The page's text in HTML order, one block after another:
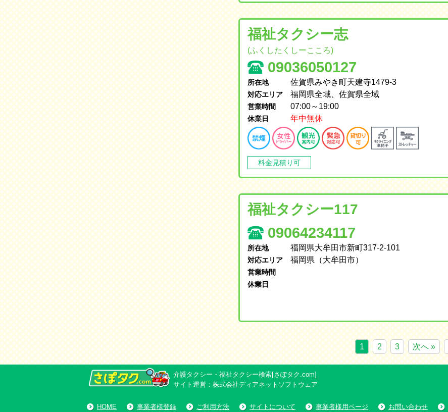
福祉タクシー志
(ふくしたくしーこころ)
09036050127
所在地 佐賀県みやき町天建寺1479-3
対応エリア 福岡県全域、佐賀県全域
営業時間 07:00～19:00
休業日 年中無休
料金見積り可
福祉タクシー117
09064234117
所在地 福岡県大牟田市新町317-2-101
対応エリア 福岡県（大牟田市）
営業時間
休業日
1 2 3 次へ »
介護タクシー・福祉タクシー検索[さぽタク.com]
サイト運営：株式会社ディアネットソフトウェア
HOME 事業者様登録 ご利用方法 サイトについて 事業者様用ページ お問い合わせ